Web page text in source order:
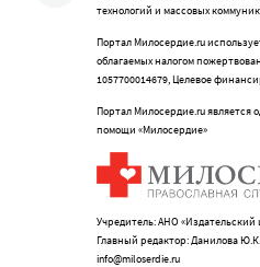
технологий и массовых
Портал Милосердие.ru
облагаемых налогом
1057700014679, Целевое
Портал Милосердие.ru является
помощи «Милосердие»
Учредитель: АНО
Главный редактор: Данилова Ю.К.
info@miloserdie.ru